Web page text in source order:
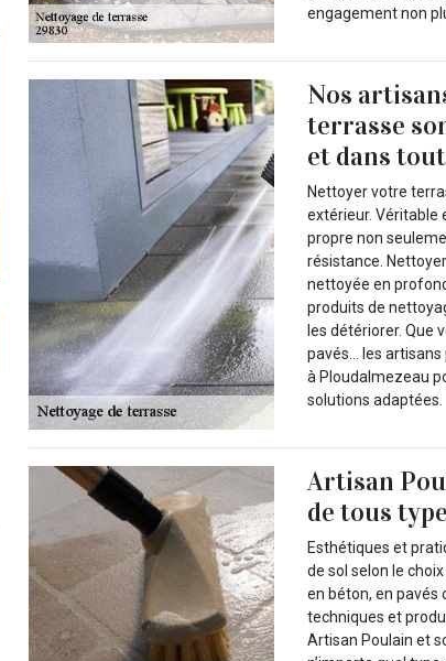
engagement non
Nos
terrasse
et dans
Nettoyer votre
extérieur. Véritable
propre non
résistance.
nettoyée en
produits de
les détériorer. Que
pavés… les
à Ploudalmezeau
solutions adaptées.
Artisan
de tous
Esthétiques et
de sol selon le
en béton, en pavés
techniques et
Artisan Poulain et